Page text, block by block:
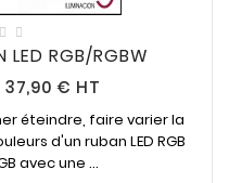
LED RGB/RGBW
37,90 € HT
éteindre, faire varier la
d'un ruban LED RGB
avec une ...